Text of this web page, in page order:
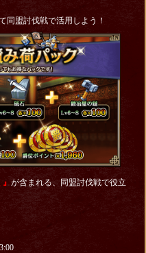
同盟討伐戦で活用しよう！
が含まれる、同盟討伐戦で役立